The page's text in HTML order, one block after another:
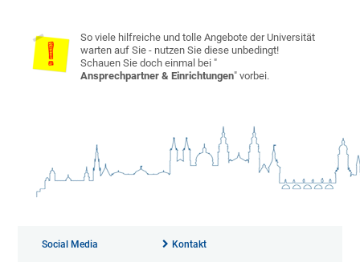
So viele hilfreiche und tolle Angebote der Universität
warten auf Sie - nutzen Sie diese unbedingt!
Schauen Sie doch einmal bei "
Ansprechpartner & Einrichtungen" vorbei.
Social Media Kontakt